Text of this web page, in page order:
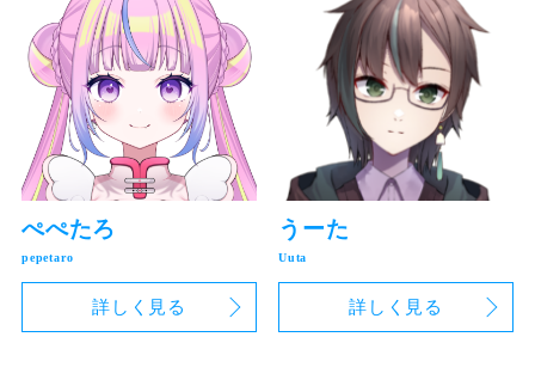
ぺぺたろ
詳しく見る
うーた
詳しく見る